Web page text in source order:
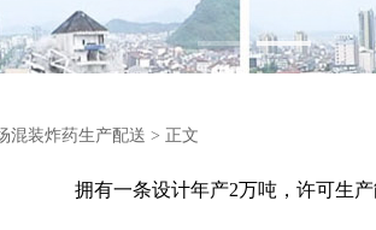
1 2
混装炸药生产配送 > 正文
拥有一条设计年产2万吨，许可生